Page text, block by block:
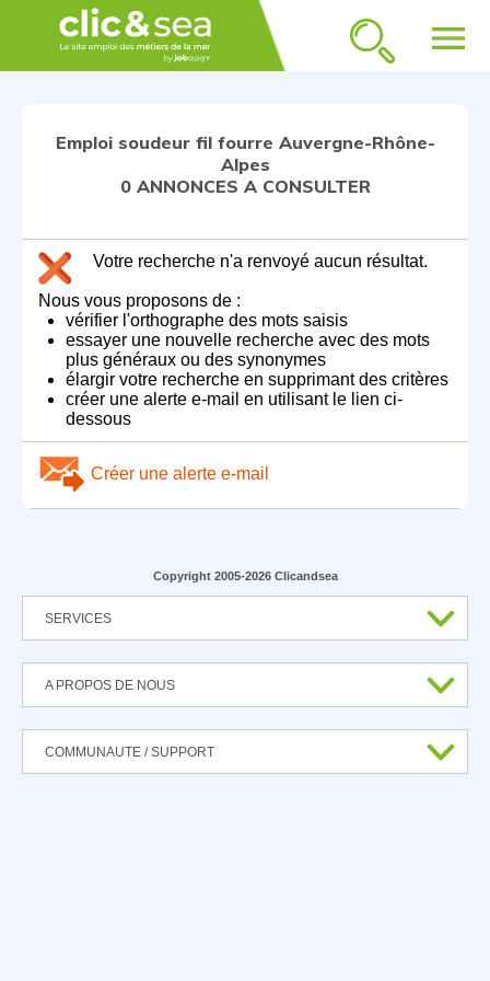
menu
Emploi soudeur fil fourre Auvergne-Rhône-
Alpes
0 ANNONCES A CONSULTER
Votre recherche n'a renvoyé aucun résultat.
Nous vous proposons de :
vérifier l'orthographe des mots saisis
essayer une nouvelle recherche avec des mots
plus généraux ou des synonymes
élargir votre recherche en supprimant des critères
créer une alerte e-mail en utilisant le lien ci-
dessous
Créer une alerte e-mail
Copyright 2005-2026 Clicandsea
SERVICES
A PROPOS DE NOUS
COMMUNAUTE / SUPPORT